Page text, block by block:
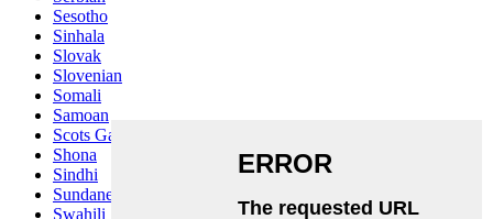
Sesotho
Sinhala
Slovak
Slovenian
Somali
Samoan
Scots Gaelic
Shona
Sindhi
Sundanese
Swahili